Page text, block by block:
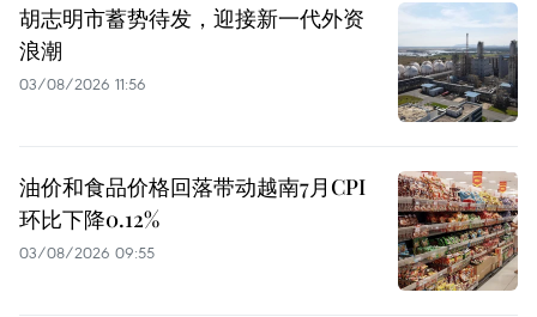
胡志明市蓄势待发，迎接新一代外资
浪潮
03/08/2026 11:56
油价和食品价格回落带动越南7月CPI
环比下降0.12%
03/08/2026 09:55